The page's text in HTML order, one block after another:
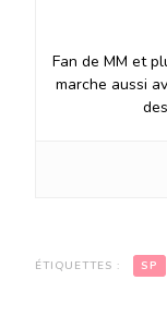
Fan de MM et
marche aussi
ÉTIQUETTES : SP